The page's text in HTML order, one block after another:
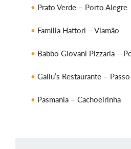
Prato Verde – Porto Alegre
Familia Hattori – Viamão
Babbo Giovani Pizzaria –
Gallu’s Restaurante –
Pasmania – Cachoeirinha